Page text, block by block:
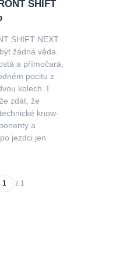
SHIFT
SHIFT NEXT
žádná věda.
a přímočará,
pocitu z
kolech. I
zdát, že
know-
a
jezdci jen
z 1